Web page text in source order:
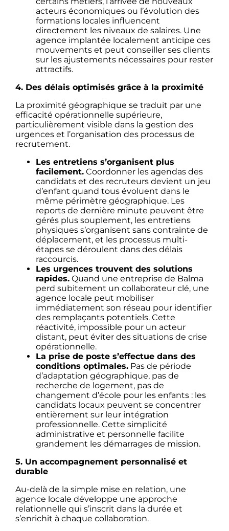
acteurs économiques ou l’évolution des
formations locales influencent
directement les niveaux de salaires. Une
agence implantée localement anticipe ces
mouvements et peut conseiller ses clients
sur les ajustements nécessaires pour rester
attractifs.
4. Des délais optimisés grâce à la proximité
La proximité géographique se traduit par une
efficacité opérationnelle supérieure,
particulièrement visible dans la gestion des
urgences et l’organisation des processus de
recrutement.
Les entretiens s’organisent plus
facilement.Coordonner les agendas des
candidats et des recruteurs devient un jeu
d’enfant quand tous évoluent dans le
même périmètre géographique. Les
reports de dernière minute peuvent être
gérés plus souplement, les entretiens
physiques s’organisent sans contrainte de
déplacement, et les processus multi-
étapes se déroulent dans des délais
raccourcis.
Les urgences trouvent des solutions
rapides.Quand une entreprise de Balma
perd subitement un collaborateur clé, une
agence locale peut mobiliser
immédiatement son réseau pour identifier
des remplaçants potentiels. Cette
réactivité, impossible pour un acteur
distant, peut éviter des situations de crise
opérationnelle.
La prise de poste s’effectue dans des
conditions optimales.Pas de période
d’adaptation géographique, pas de
recherche de logement, pas de
changement d’école pour les enfants : les
candidats locaux peuvent se concentrer
entièrement sur leur intégration
professionnelle. Cette simplicité
administrative et personnelle facilite
grandement les démarrages de mission.
5. Un accompagnement personnalisé et
durable
Au-delà de la simple mise en relation, une
agence locale développe une approche
relationnelle qui s’inscrit dans la durée et
s’enrichit à chaque collaboration.